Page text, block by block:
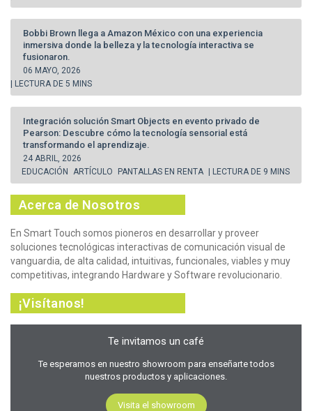
Bobbi Brown llega a Amazon México con una experiencia
inmersiva donde la belleza y la tecnología interactiva se
fusionaron.
06 MAYO, 2026
| LECTURA DE 5 MINS
Integración solución Smart Objects en evento privado de
Pearson: Descubre cómo la tecnología sensorial está
transformando el aprendizaje.
24 ABRIL, 2026
EDUCACIÓN
ARTÍCULO PANTALLAS EN RENTA | LECTURA DE 9 MINS
Acerca de Nosotros
En Smart Touch somos pioneros en desarrollar y proveer
soluciones tecnológicas interactivas de comunicación visual de
vanguardia, de alta calidad, intuitivas, funcionales, viables y muy
competitivas, integrando Hardware y Software revolucionario.
¡Visítanos!
Te invitamos un café
Te esperamos en nuestro showroom para enseñarte todos
nuestros productos y aplicaciones.
Visita el showroom